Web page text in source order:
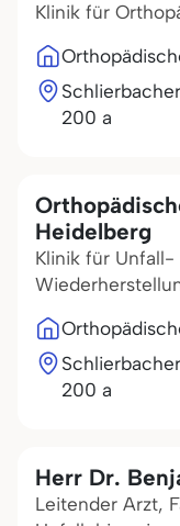
Klinik für
200 a
Heidelberg
Klinik für Unfall-
200 a
Herr Dr.
Leitender Arzt,